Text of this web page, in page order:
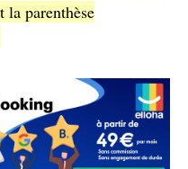
la parenthèse